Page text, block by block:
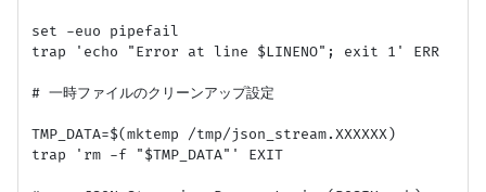
set -euo pipefail
trap 'echo "Error at line $LINENO"; exit 1' ERR
# 一時ファイルのクリーンアップ設定
TMP_DATA=$(mktemp /tmp/json_stream.XXXXXX)
trap 'rm -f "$TMP_DATA"' EXIT